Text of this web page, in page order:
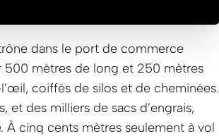
dans le port de commerce
500 mètres de long et 250 mètres
coiffés de silos et de cheminées.
et des milliers de sacs d’engrais,
cinq cents mètres seulement à vol